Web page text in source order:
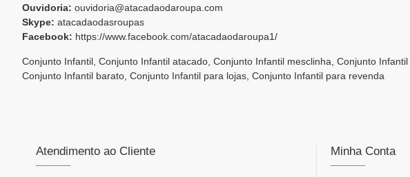
Ouvidoria: ouvidoria@atacadaodaroupa.com
Skype: atacadaodasroupas
Facebook: https://www.facebook.com/atacadaodaroupa1/
Conjunto Infantil, Conjunto Infantil atacado, Conjunto Infantil mesclinha, Conjunto Infantil
Conjunto Infantil barato, Conjunto Infantil para lojas, Conjunto Infantil para revenda
Atendimento ao Cliente Minha Conta